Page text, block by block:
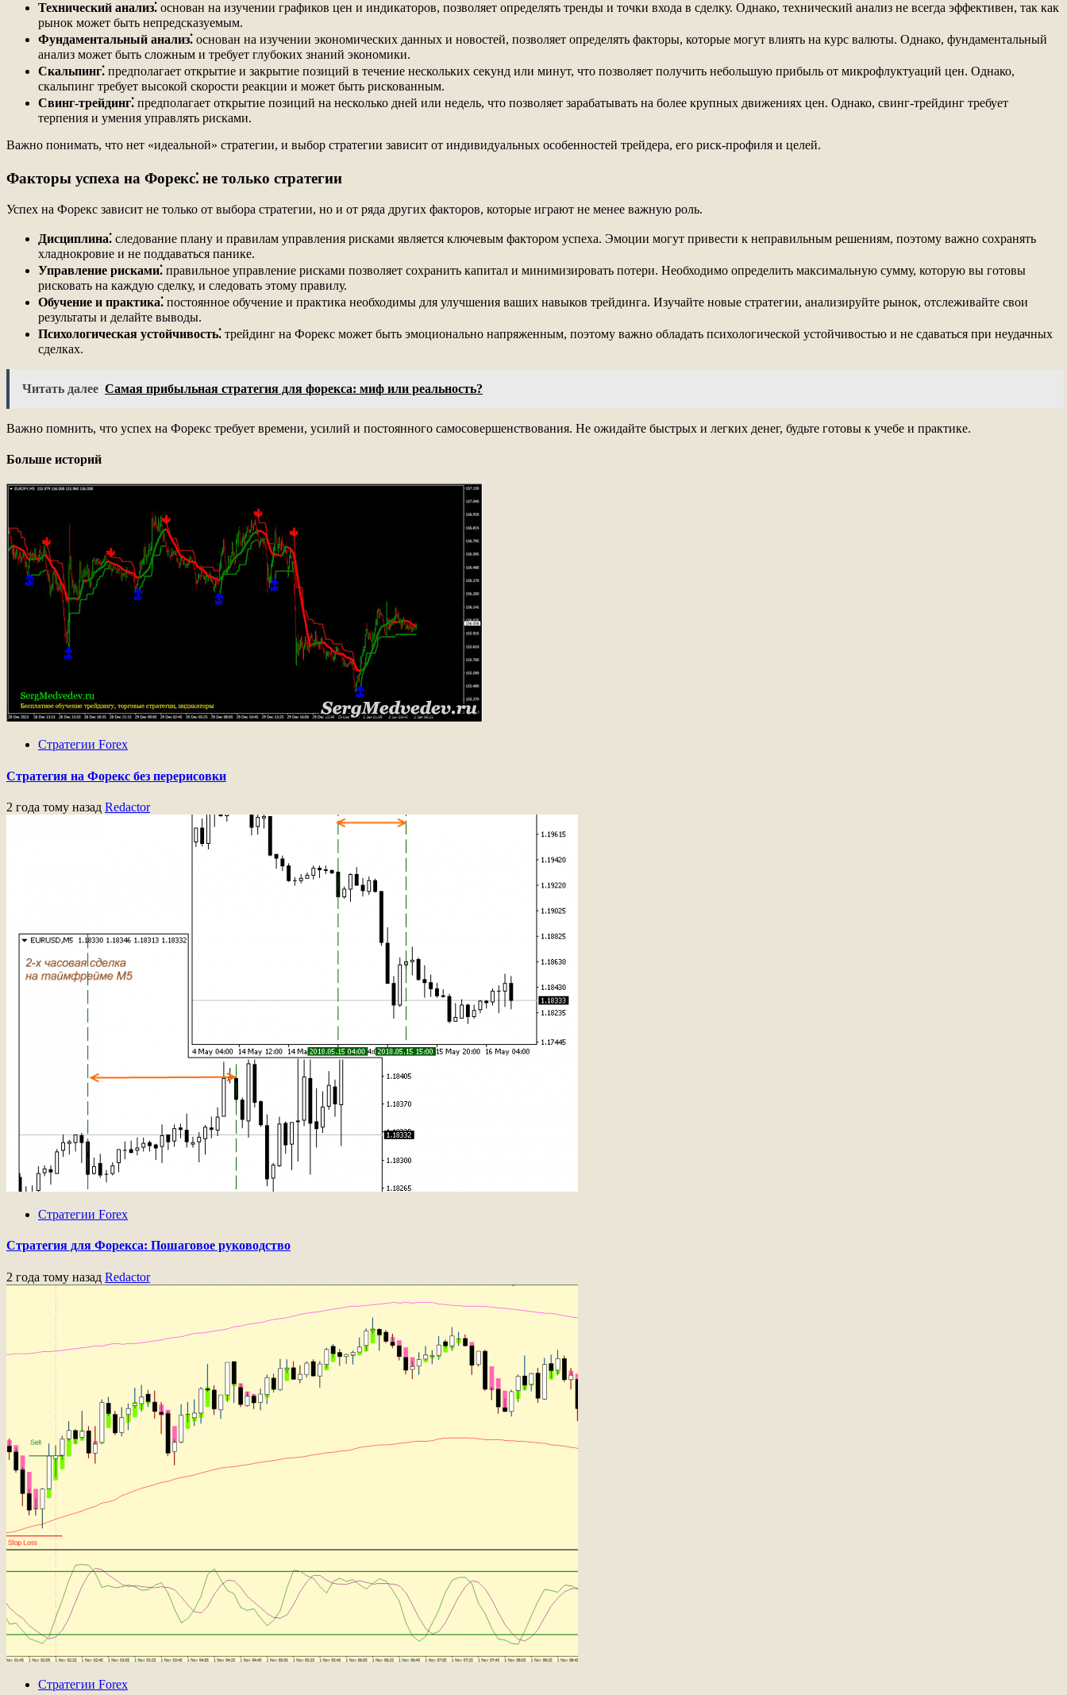
Технический анализ⁚ основан на изучении графиков цен и индикаторов, позволяет определять тренды и точки входа в сделку. Однако, технический анализ не всегда эффективен, так как
рынок может быть непредсказуемым.
Фундаментальный анализ⁚ основан на изучении экономических данных и новостей, позволяет определять факторы, которые могут влиять на курс валюты. Однако, фундаментальный
анализ может быть сложным и требует глубоких знаний экономики.
Скальпинг⁚ предполагает открытие и закрытие позиций в течение нескольких секунд или минут, что позволяет получить небольшую прибыль от микрофлуктуаций цен. Однако,
скальпинг требует высокой скорости реакции и может быть рискованным.
Свинг-трейдинг⁚ предполагает открытие позиций на несколько дней или недель, что позволяет зарабатывать на более крупных движениях цен. Однако, свинг-трейдинг требует
терпения и умения управлять рисками.
Важно понимать, что нет «идеальной» стратегии, и выбор стратегии зависит от индивидуальных особенностей трейдера, его риск-профиля и целей.
Факторы успеха на Форекс⁚ не только стратегии
Успех на Форекс зависит не только от выбора стратегии, но и от ряда других факторов, которые играют не менее важную роль.
Дисциплина⁚ следование плану и правилам управления рисками является ключевым фактором успеха. Эмоции могут привести к неправильным решениям, поэтому важно сохранять
хладнокровие и не поддаваться панике.
Управление рисками⁚ правильное управление рисками позволяет сохранить капитал и минимизировать потери. Необходимо определить максимальную сумму, которую вы готовы
рисковать на каждую сделку, и следовать этому правилу.
Обучение и практика⁚ постоянное обучение и практика необходимы для улучшения ваших навыков трейдинга. Изучайте новые стратегии, анализируйте рынок, отслеживайте свои
результаты и делайте выводы.
Психологическая устойчивость⁚ трейдинг на Форекс может быть эмоционально напряженным, поэтому важно обладать психологической устойчивостью и не сдаваться при неудачных
сделках.
Читать далее Самая прибыльная стратегия для форекса: миф или реальность?
Важно помнить, что успех на Форекс требует времени, усилий и постоянного самосовершенствования. Не ожидайте быстрых и легких денег, будьте готовы к учебе и практике.
Больше историй
Стратегии Forex
Стратегия на Форекс без перерисовки
2 года тому назад Redactor
Стратегии Forex
Стратегия для Форекса: Пошаговое руководство
2 года тому назад Redactor
Стратегии Forex